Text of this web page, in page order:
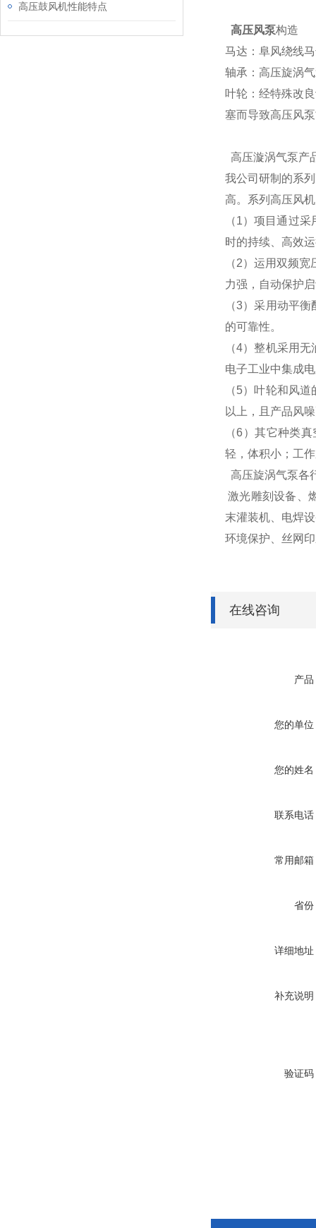
高压鼓风机性能特点
高压风泵构造
马达：阜风绕线
轴承：高压旋涡
叶轮：经特殊改
塞而导致高压风
高压漩涡气泵产
我公司研制的系
高。系列高压风
（1）项目通过
时的持续、高效
（2）运用双频
力强，自动保护
（3）采用动平
的可靠性。
（4）整机采用
电子工业中集成
（5）叶轮和风
以上，且产品风
（6）其它种类
轻，体积小；工
高压旋涡气泵各
激光雕刻设备、
末灌装机、电焊
环境保护、丝网
在线咨询
产品
您的单位
您的姓名
联系电话
常用邮箱
省份
详细地址
补充说明
验证码